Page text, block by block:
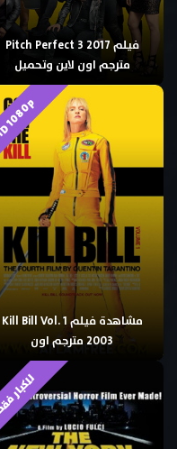
فيلم Pitch Perfect 3 2017
مترجم اون لاين وتحميل
مشاهدة فيلم Kill Bill Vol. 1
2003 مترجم اون